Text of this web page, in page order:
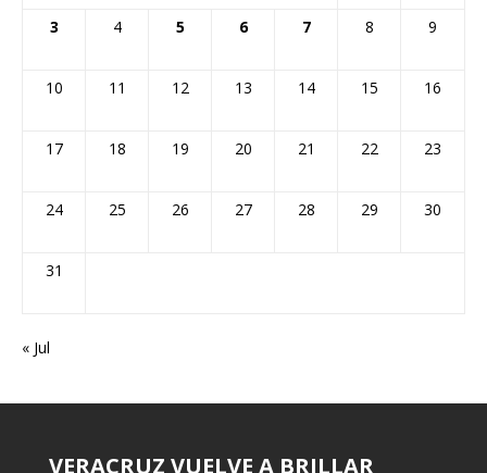
3 4 5 6 7 8 9
10 11 12 13 14 15 16
17 18 19 20 21 22 23
24 25 26 27 28 29 30
31
« Jul
VERACRUZ VUELVE A BRILLAR
¡MÉXICO, AL MUNDIAL SUB-20!
¡VERACRUZ NO COMPITIÓ…
CASTILLO: «TENGO MÁS
CHUCHO: 62 AÑOS Y TRES GOLES